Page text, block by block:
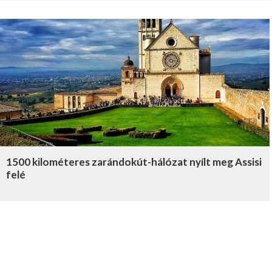
1500 kilométeres zarándokút-hálózat nyílt meg Assisi
felé